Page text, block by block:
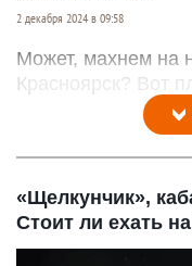
2 декабря 2024 в 09:58
Может, махнем на
Красноярск? Вот
«Щелкунчик»,
Стоит ли ехать